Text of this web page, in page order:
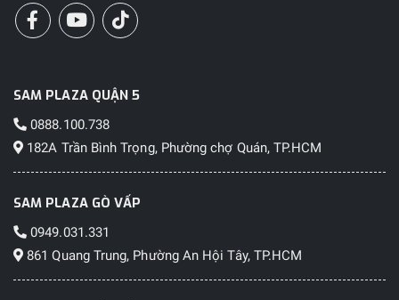
SAM PLAZA QUẬN 5
0888.100.738
182A Trần Bình Trọng, Phường chợ Quán, TP.HCM
SAM PLAZA GÒ VẤP
0949.031.331
861 Quang Trung, Phường An Hội Tây, TP.HCM